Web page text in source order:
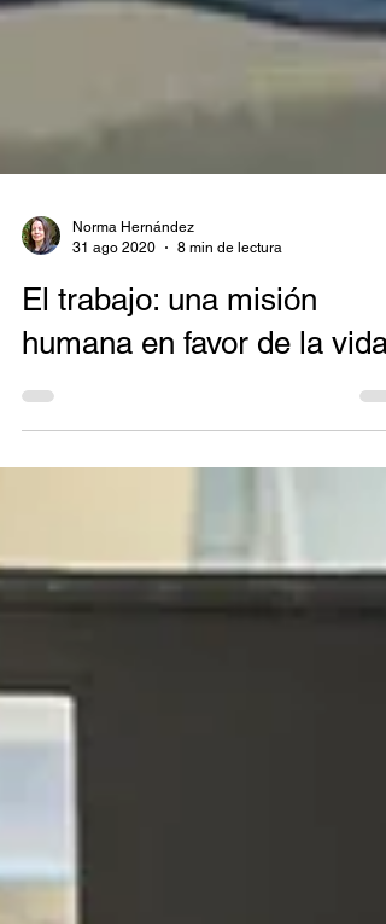
31 ago 2020
8 min de lectura
El trabajo: una misión
humana en favor de la vida.